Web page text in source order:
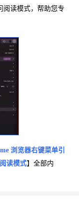
阅读模式，帮助您专
浏览器右键菜单引
读模式】全部内